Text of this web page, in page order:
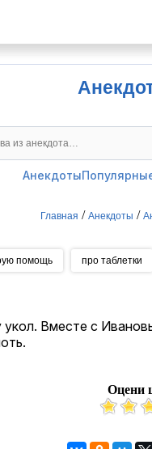
Анекдоты
Главная / Анекдоты /
помощь про таблетки
Вместе с
Оцени